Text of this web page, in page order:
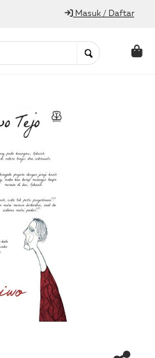
Masuk / Daftar